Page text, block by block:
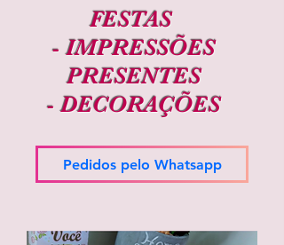
FESTAS
-IMPRESSÕES
PRESENTES
-DECORAÇÕES
Pedidos pelo Whatsapp